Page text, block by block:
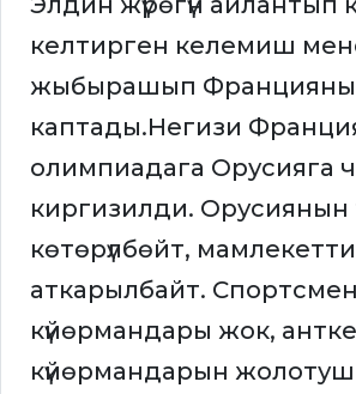
келтирген келемиш
жыбырашып Францияны
каптады.Негизи
олимпиадага Орусияга
киргизилди. Орусиянын
көтөрүлбөйт,
аткарылбайт.
күйөрмандары жок,
күйөрмандарын